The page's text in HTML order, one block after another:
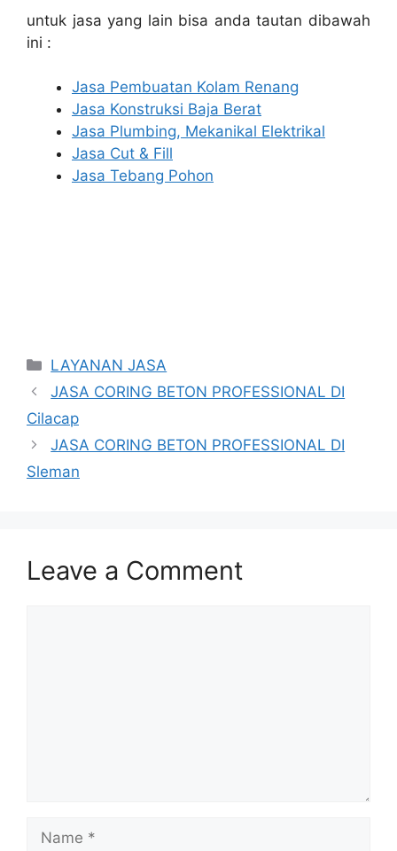
untuk jasa yang lain bisa anda tautan dibawah
ini :
Jasa Pembuatan Kolam Renang
Jasa Konstruksi Baja Berat
Jasa Plumbing, Mekanikal Elektrikal
Jasa Cut & Fill
Jasa Tebang Pohon
Categories
LAYANAN JASA
JASA CORING BETON PROFESSIONAL DI
Cilacap
JASA CORING BETON PROFESSIONAL DI
Sleman
Leave a Comment